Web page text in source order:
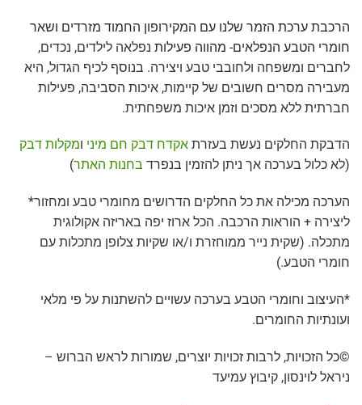
הרכבת ערכת הזמר שלנו עם המקירופון החמוד מזרדים ושאר
חומרי הטבע הנפלאים- מהווה פעילות נפלאה לילדים, נכדים,
לחברים ומשפחה ולחובבי טבע ויצירה. בנוסף לכיף הגדול, היא
מעבירה מסרים חשובים של קיימות, איכות הסביבה, פעילות
חברתית ללא מסכים וזמן איכות משפחתית.
הדבקת החלקים נעשת בעזרת אקדח דבק חם מיני ומקלות דבק
(לא כלול בערכה אך ניתן להזמין בנפרד בחנות האתר)
הערכה מכילה את כל החלקים הדרושים מחומרי טבע ומחזור*
ליצירה + הוראות הרכבה. הכל ארוז יפה באריזה אקולוגית
מתכלה. (שקית נייר ממוחזרת ו/או שקיות צלופן מתכלות עם
חומרי הטבע.)
*העיצוב וחומרי הטבע בערכה עשויים להשתנות על פי מלאי
ועונתיות החומרים.
©כל הזכויות, לרבות זכויות יוצרים, שמורות לראש הברוש –
ניראל לוינסון, קיבוץ עמיעד